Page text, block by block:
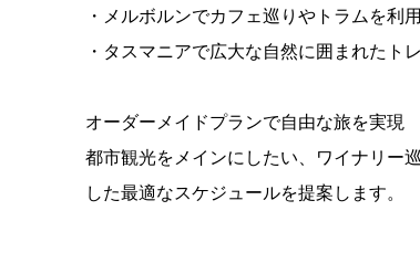
・メルボルンでカフェ巡りやトラムを利
・タスマニアで広大な自然に囲まれたト
オーダーメイドプランで自由な旅を実現
都市観光をメインにしたい、ワイナリー
した最適なスケジュールを提案します。